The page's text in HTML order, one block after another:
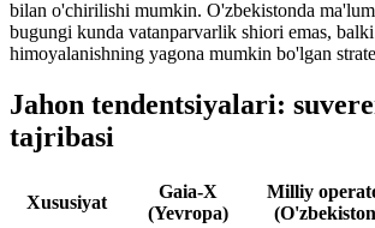
bilan o'chirilishi mumkin. O'zbekistonda
bugungi kunda vatanparvarlik shiori emas,
himoyalanishning yagona mumkin bo'lgan
Jahon tendentsiyalari:
tajribasi
Xususiyat
Gaia-X
(Yevropa)
Milliy